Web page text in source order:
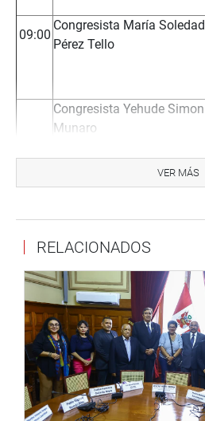
09:00
Congresista María Soledad
Pérez Tello
Congresista Yehude Simon
Munaro
República – Grupo de
Trabajo de Seguimiento y
Evaluación de la Ejecución
del Presupuesto Asignado
a la Seguridad Ciudadana
-Congresista Carmen Rosa
Núñez Campos
Comisión Investigadora
VER MÁS
RELACIONADOS